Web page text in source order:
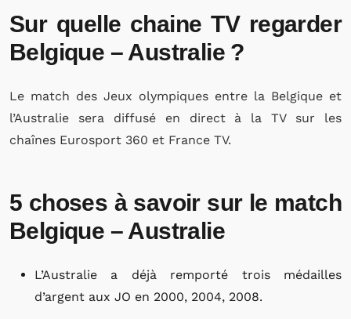
Sur quelle chaine TV regarder
Belgique – Australie ?
Le match des Jeux olympiques entre la Belgique et
l’Australie
sera diffusé en direct à la TV sur les
chaînes Eurosport 360 et France TV.
5 choses à savoir sur le match
Belgique – Australie
L’Australie a déjà remporté trois médailles
d’argent aux JO en 2000, 2004, 2008.